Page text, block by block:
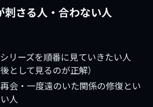
刺さる人・合わない人
リーズを順番に見ていきたい人
として見るのが正解）
会・一度遠のいた関係の修復とい
人